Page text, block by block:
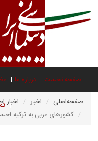
صفحه نخست درباره ما
صفحه‌اصلی اخبار
اخبار
کشورهای عربی به ترکیه